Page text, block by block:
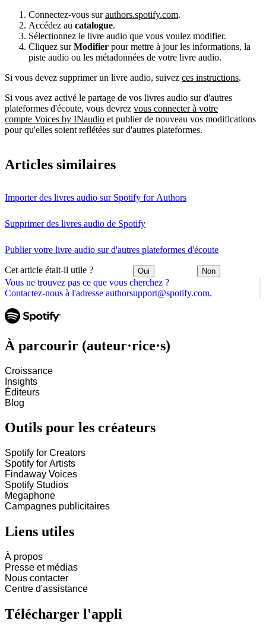
Vous ne trouvez pas ce que vous cherchez ?
Contactez-nous à l'adresse authorsupport@spotify.com.
Connectez-vous surauthors.spotify.com.
Accédez au catalogue.
Sélectionnez le livre audio que vous voulez modifier.
Cliquez surModifier pour mettre à jour les informations, la
piste audio ou les métadonnées de votre livre audio.
Si vous devez supprimer un livre audio, suivez ces instructions.
Si vous avez activé le partage de vos livres audio sur d'autres
plateformes d'écoute, vous devrez vous connecter à votre
compte Voices by INaudio et publier de nouveau vos modifications
pour qu'elles soient reflétées sur d'autres plateformes.
Articles similaires
Importer des livres audio sur Spotify for Authors
Supprimer des livres audio de Spotify
Publier votre livre audio sur d'autres plateformes d'écoute
Cet article était-il utile ? Oui Non
À parcourir (auteur·rice·s)
Croissance
Insights
Éditeurs
Blog
Outils pour les créateurs
Spotify for Creators
Spotify for Artists
Findaway Voices
Spotify Studios
Megaphone
Campagnes publicitaires
Liens utiles
À propos
Presse et médias
Nous contacter
Centre d'assistance
Télécharger l'appli